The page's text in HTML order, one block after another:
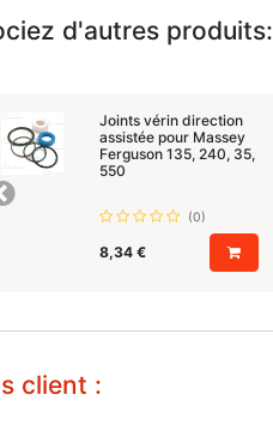
d'autres produits:
Joints vérin direction
assistée pour Massey
Ferguson 135, 240, 35,
550
(0)
8,34€
Précedent
client :